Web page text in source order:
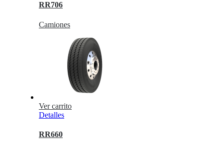
RR706
Camiones
Ver carrito
Detalles
RR660